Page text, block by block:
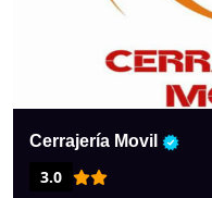
Cerrajería Movil
3.0